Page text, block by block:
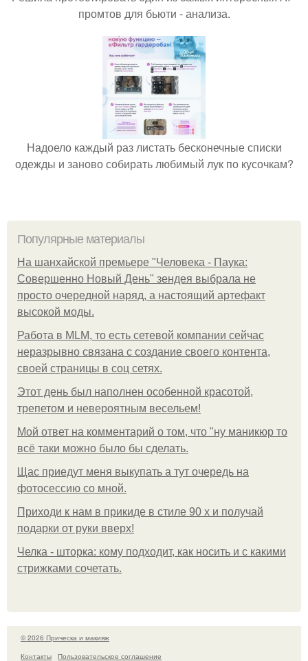
промтов для бьюти - анализа.
Надоело каждый раз листать бесконечные списки
одежды и заново собирать любимый лук по кусочкам?
Популярные материалы
На шанхайской премьере "Человека - Паука:
Совершенно Новый День" зендея выбрала не
просто очередной наряд, а настоящий артефакт
высокой моды.
Работа в MLM, то есть сетевой компании сейчас
неразрывно связана с создание своего контента,
своей страницы в соц сетях.
Этот день был наполнен особенной красотой,
трепетом и невероятным весельем!
Мой ответ на комментарий о том, что "ну маникюр то
всё таки можно было бы сделать.
Щас приедут меня выкупать а тут очередь на
фотосессию со мной.
Приходи к нам в прикиде в стиле 90 х и получай
подарки от руки вверх!
Челка - шторка: кому подходит, как носить и с какими
стрижками сочетать.
© 2026 Прическа и макияж
Контакты
Пользовательское соглашение